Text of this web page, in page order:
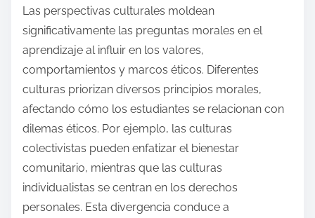
Las perspectivas culturales moldean
significativamente las preguntas morales en el
aprendizaje al influir en los valores,
comportamientos y marcos éticos. Diferentes
culturas priorizan diversos principios morales,
afectando cómo los estudiantes se relacionan con
dilemas éticos. Por ejemplo, las culturas
colectivistas pueden enfatizar el bienestar
comunitario, mientras que las culturas
individualistas se centran en los derechos
personales. Esta divergencia conduce a